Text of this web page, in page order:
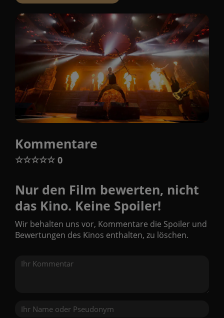
Kommentare
☆☆☆☆☆ 0
Nur den Film bewerten, nicht
das Kino. Keine Spoiler!
Wir behalten uns vor, Kommentare die Spoiler und
Bewertungen des Kinos enthalten, zu löschen.